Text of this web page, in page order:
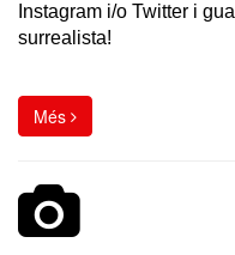
Instagram i/o Twitter i
surrealista!
Més